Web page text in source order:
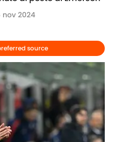
nov 2024
source